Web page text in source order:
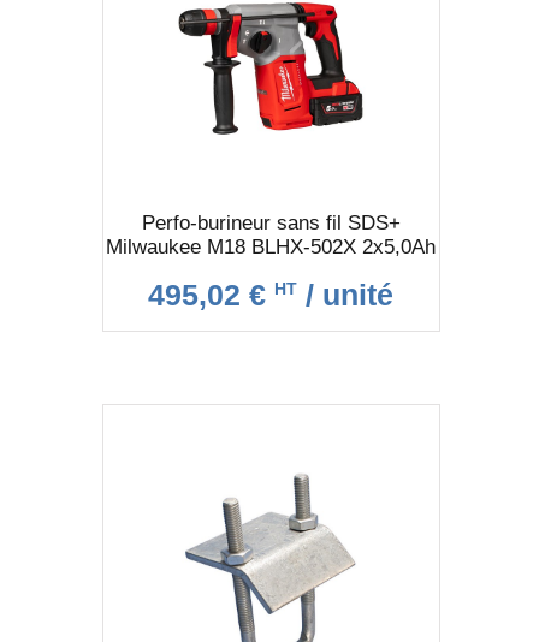
Perfo-burineur sans fil SDS+
Milwaukee M18 BLHX-502X 2x5,0Ah
495,02 € HT / unité